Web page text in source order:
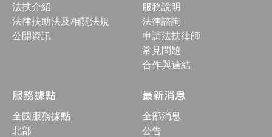
合
按
鈕
法扶介紹
法律扶助法及相關法規
公開資訊
服務說明
法律諮詢
申請法扶律師
常見問題
合作與連結
服務據點
全國服務據點
北部
最新消息
全部消息
公告